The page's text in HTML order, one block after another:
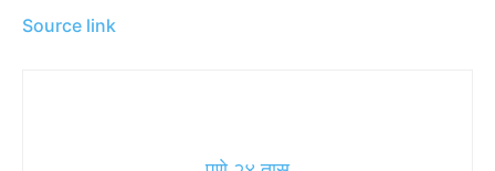
Source link